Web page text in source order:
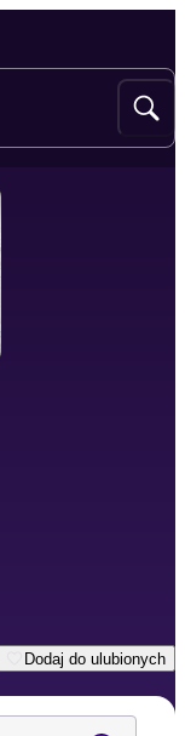
Dodaj do ulubionych